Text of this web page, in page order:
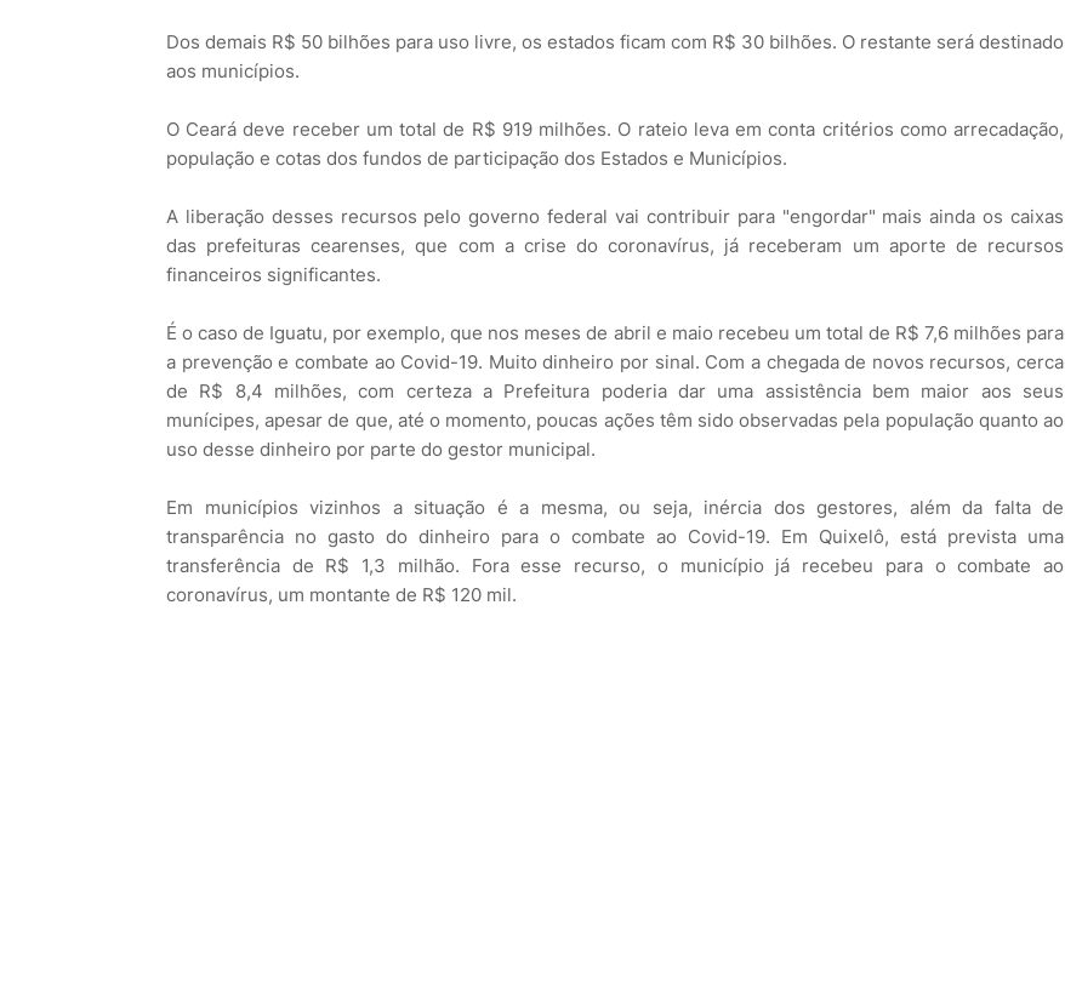
Dos demais R$ 50 bilhões para uso livre, os estados ficam com R$ 30 bilhões. O restante será destinado
aos municípios.
O Ceará deve receber um total de R$ 919 milhões. O rateio leva em conta critérios como arrecadação,
população e cotas dos fundos de participação dos Estados e Municípios.
A liberação desses recursos pelo governo federal vai contribuir para "engordar" mais ainda os caixas
das prefeituras cearenses, que com a crise do coronavírus, já receberam um aporte de recursos
financeiros significantes.
É o caso de Iguatu, por exemplo, que nos meses de abril e maio recebeu um total de R$ 7,6 milhões para
a prevenção e combate ao Covid-19. Muito dinheiro por sinal. Com a chegada de novos recursos, cerca
de R$ 8,4 milhões, com certeza a Prefeitura poderia dar uma assistência bem maior aos seus
munícipes, apesar de que, até o momento, poucas ações têm sido observadas pela população quanto ao
uso desse dinheiro por parte do gestor municipal.
Em municípios vizinhos a situação é a mesma, ou seja, inércia dos gestores, além da falta de
transparência no gasto do dinheiro para o combate ao Covid-19. Em Quixelô, está prevista uma
transferência de R$ 1,3 milhão. Fora esse recurso, o município já recebeu para o combate ao
coronavírus, um montante de R$ 120 mil.